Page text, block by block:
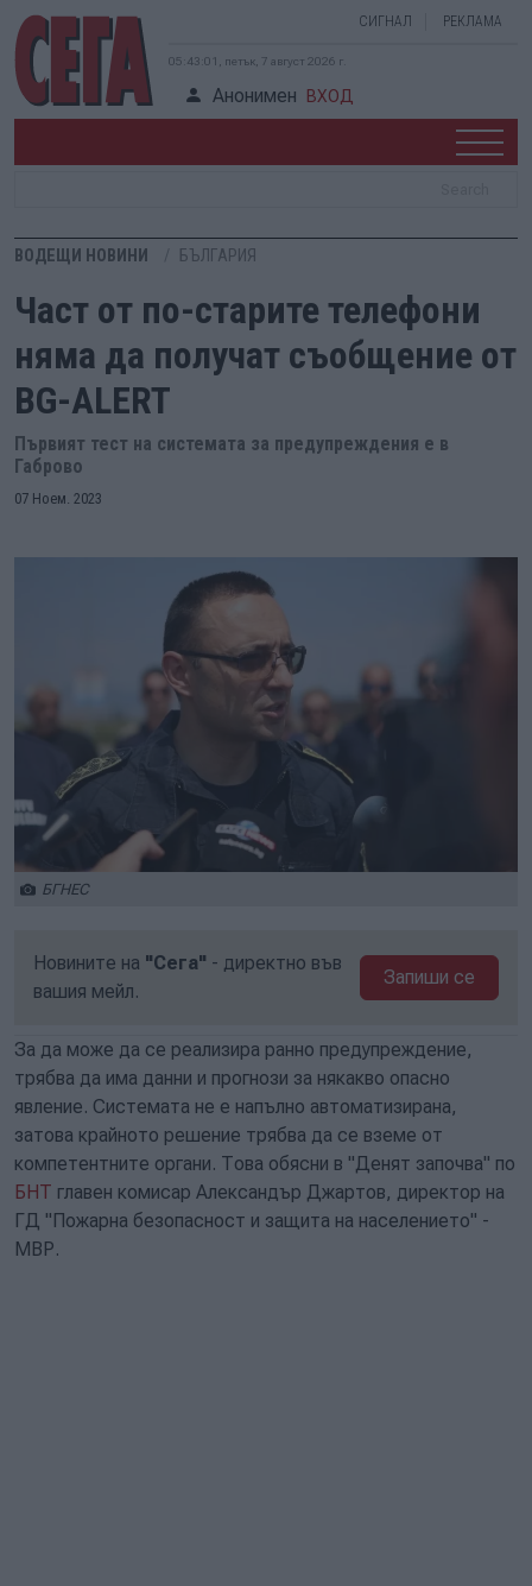
СИГНАЛ РЕКЛАМА
05:43:02, петък, 7 август 2026 г.
Анонимен ВХОД
ВОДЕЩИ НОВИНИ БЪЛГАРИЯ
Част от по-старите телефони
няма да получат съобщение от
BG-ALERT
Първият тест на системата за предупреждения е в
Габрово
07 Ноем. 2023
БГНЕС
Новините на "Сега" - директно във
вашия мейл.
Запиши се
За да може да се реализира ранно предупреждение,
трябва да има данни и прогнози за някакво опасно
явление. Системата не е напълно автоматизирана,
затова крайното решение трябва да се вземе от
компетентните органи. Това обясни в "Денят започва" по
БНТ главен комисар Александър Джартов, директор на
ГД "Пожарна безопасност и защита на населението" -
МВР.